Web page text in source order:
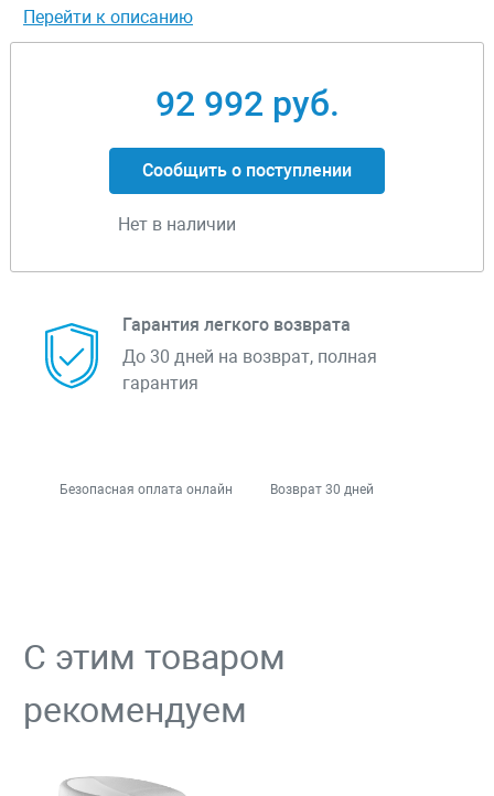
Перейти к описанию
92 992 руб.
Сообщить о поступлении
Нет в наличии
Гарантия легкого возврата
До 30 дней на возврат, полная
гарантия
Безопасная оплата онлайн Возврат 30 дней
С этим товаром
рекомендуем